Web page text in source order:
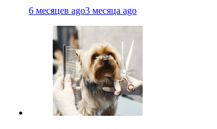
6 месяцев ago3 месяца ago